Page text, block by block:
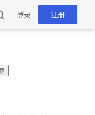
登录 注册